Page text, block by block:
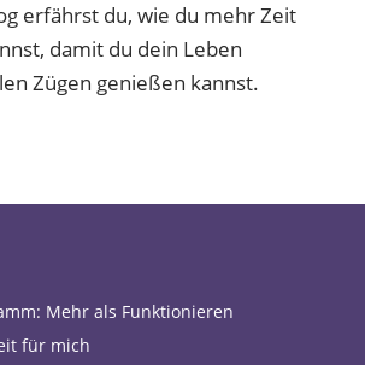
erfährst du, wie du mehr Zeit
damit du dein Leben
Zügen genießen kannst.
Mehr als Funktionieren
für mich